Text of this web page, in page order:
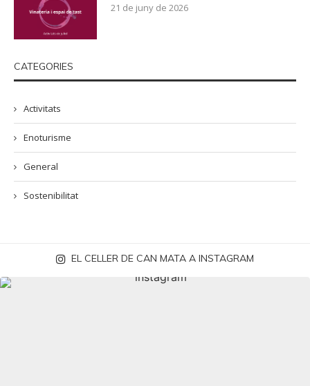
21 de juny de 2026
CATEGORIES
Activitats
Enoturisme
General
Sostenibilitat
EL CELLER DE CAN MATA A INSTAGRAM